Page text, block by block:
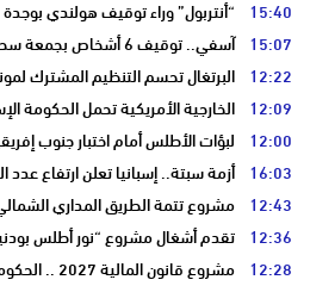
15:40 “أنتربول” وراء توقيف هولندي بوجدة
15:07 آسفي.. توقيف 6 أشخاص بجمعة سحيم للاشتباه في التنقيب عن الكنوز .
12:22 البرتغال تحسم التنظيم المشترك لمونديال 2030 وتتمسك بالشراكة مع
12:09 الخارجية الأمريكية تحمل الحكومة
12:00 لبؤات الأطلس أمام اختبار جنوب
16:03 أزمة سبتة.. إسبانيا تعلن ارتفاع عدد
12:43 مشروع تتمة الطريق المداري
12:36 تقدم أشغال مشروع “نور أطلس بودنيب” بالرشيدية..
12:28 مشروع قانون المالية 2027 .. الحكومة تحدد أولويات المرحلة المقبلة